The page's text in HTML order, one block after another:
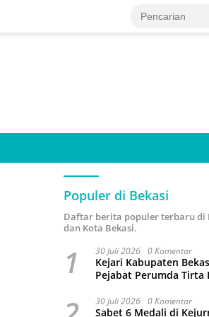
Populer di Bekasi
Daftar berita populer terbaru di
dan Kota Bekasi.
1 30 Juli 2026 0 Komentar
Kejari Kabupaten
Pejabat Perumda Tirta
Miliar
30 Juli 2026 0 Komentar
Sabet 6 Medali di